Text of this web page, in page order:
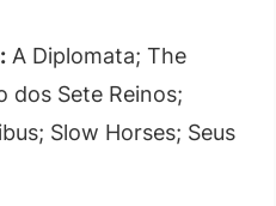
A Diplomata; The
dos Sete Reinos;
Slow Horses; Seus